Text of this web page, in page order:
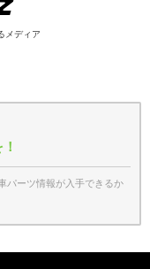
メディア
パーツ情報が入手できるか